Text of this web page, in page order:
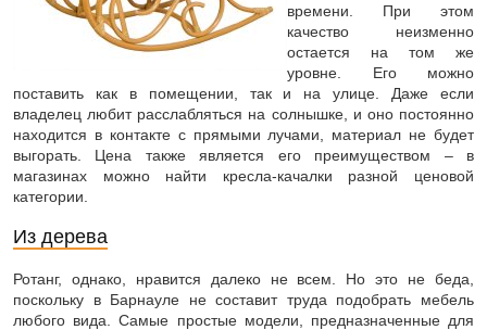
времени. При этом
качество неизменно
остается на том же
уровне. Его можно
поставить как в помещении, так и на улице. Даже если
владелец любит расслабляться на солнышке, и оно постоянно
находится в контакте с прямыми лучами, материал не будет
выгорать. Цена также является его преимуществом – в
магазинах можно найти кресла-качалки разной ценовой
категории.
Из дерева
Ротанг, однако, нравится далеко не всем. Но это не беда,
поскольку в Барнауле не составит труда подобрать мебель
любого вида. Самые простые модели, предназначенные для